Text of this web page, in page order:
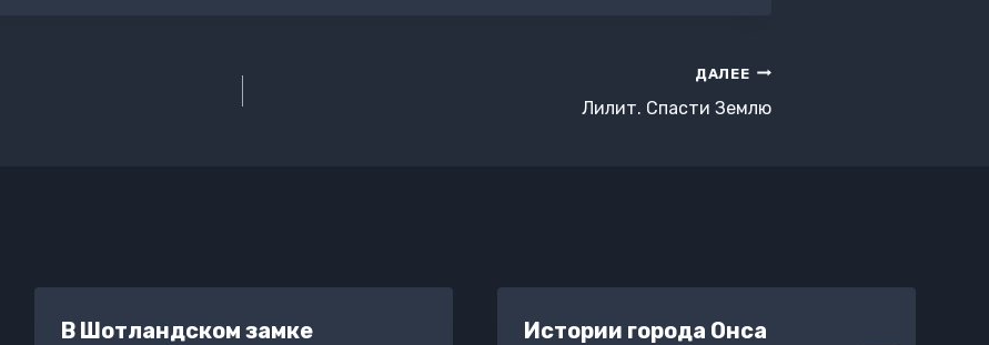
ДАЛЕЕ
Лилит. Спасти Землю
В Шотландском замке Истории города Онса